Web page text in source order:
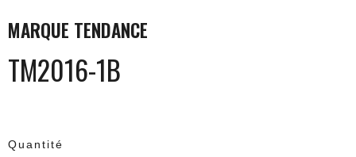
MARQUE TENDANCE
TM2016-1B
Quantité